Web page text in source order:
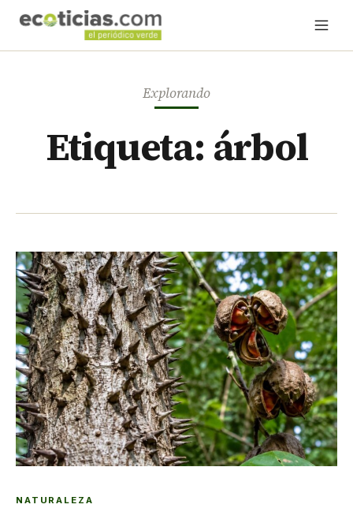
Explorando
Etiqueta: árbol
NATURALEZA